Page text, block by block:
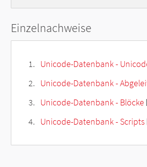
Einzelnachweise
Unicode-Datenbank -
Unicode-Datenbank -
Unicode-Datenbank - Blöcke
Unicode-Datenbank - Scripts